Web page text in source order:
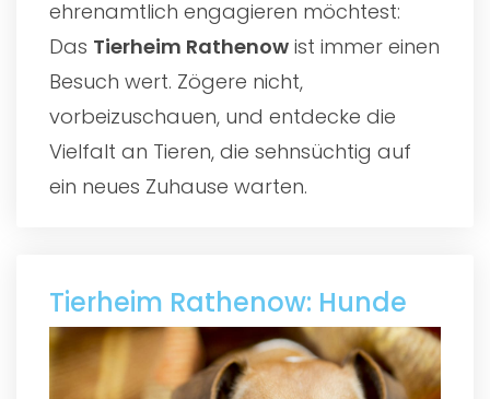
ehrenamtlich engagieren möchtest:
Das Tierheim Rathenow ist immer einen
Besuch wert. Zögere nicht,
vorbeizuschauen, und entdecke die
Vielfalt an Tieren, die sehnsüchtig auf
ein neues Zuhause warten.
Tierheim Rathenow: Hunde